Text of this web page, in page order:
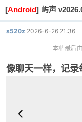
吾 » ›
[Android] 屿声
s520z 2026-6-26 21:36
本帖最后
像聊天一样，记录